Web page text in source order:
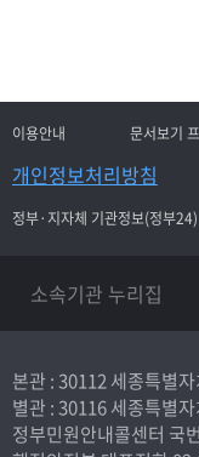
이용안내 문서보기
개인정보처리방침
정부·지자체 기관정보(정부24)
소속기관 누리집
본관 : 30112 세종특별
별관 : 30116 세종특별
정부민원안내콜센터 국